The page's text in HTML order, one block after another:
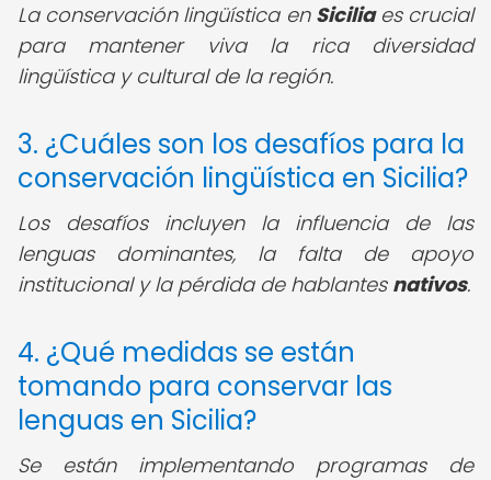
La conservación lingüística en Siciliaes crucial
para mantener viva la rica diversidad
lingüística y cultural de la región.
3. ¿Cuáles son los desafíos para la
conservación lingüística en Sicilia?
Los desafíos incluyen la influencia de las
lenguas dominantes, la falta de apoyo
institucional y la pérdida de hablantes nativos.
4. ¿Qué medidas se están
tomando para conservar las
lenguas en Sicilia?
Se están implementando programas de